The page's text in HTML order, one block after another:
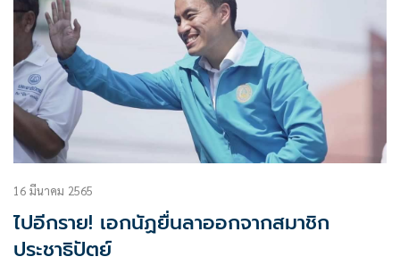
16 มีนาคม 2565
ไปอีกราย! เอกนัฏยื่นลาออกจากสมาชิก
ประชาธิปัตย์